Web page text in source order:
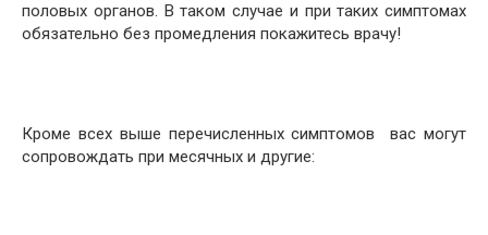
половых органов. В таком случае и при таких симптомах
обязательно без промедления покажитесь врачу!
Кроме всех выше перечисленных симптомов вас могут
сопровождать при месячных и другие: